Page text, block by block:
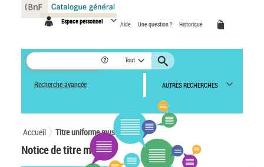
Espace personnel Aide Une question ? Historique
Tout
Recherche avancée AUTRES RECHERCHES
Accueil Titre uniforme musical
Notice de titre musical
Panneau de gestion des cookies